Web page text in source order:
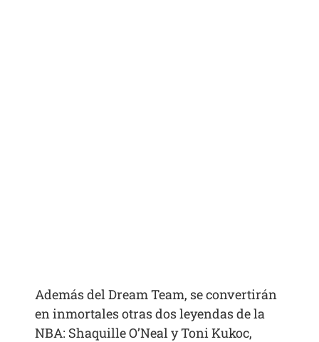
Además del Dream Team, se convertirán
en inmortales otras dos leyendas de la
NBA: Shaquille O’Neal y Toni Kukoc,